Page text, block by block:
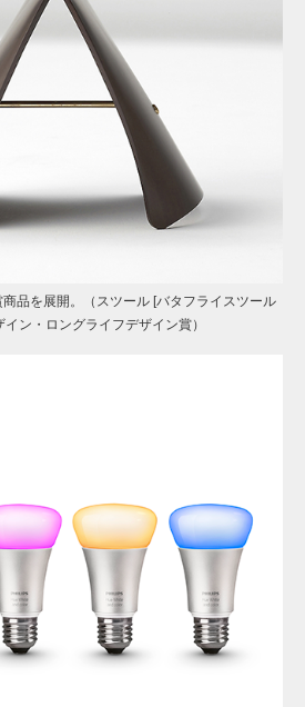
品を展開。（スツール [バタフライスツール
ン・ロングライフデザイン賞）